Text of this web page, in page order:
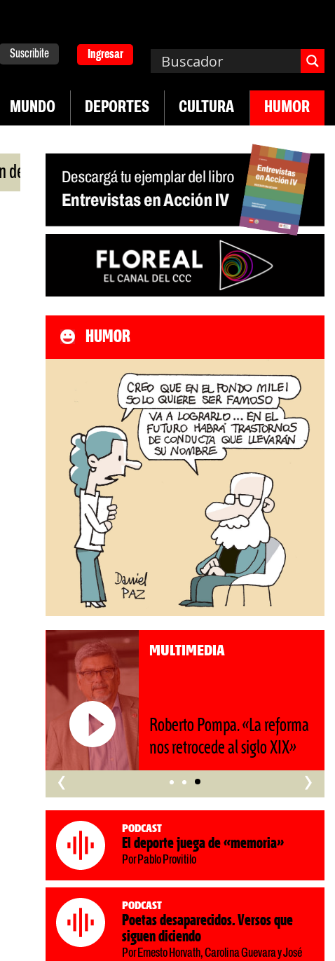
Suscribite Ingresar
MUNDO DEPORTES CULTURA HUMOR
de UTEP | Exportaciones del agro | Crece
HUMOR
MULTIMEDIA
Roberto Pompa. «La reforma
nos retrocede al siglo XIX»
‹ ›
Podcast
El deporte juega de «memoria»
Por Pablo Provitilo
Podcast
Poetas desaparecidos. Versos que
siguen diciendo
Por Ernesto Horvath, Carolina Guevara y José